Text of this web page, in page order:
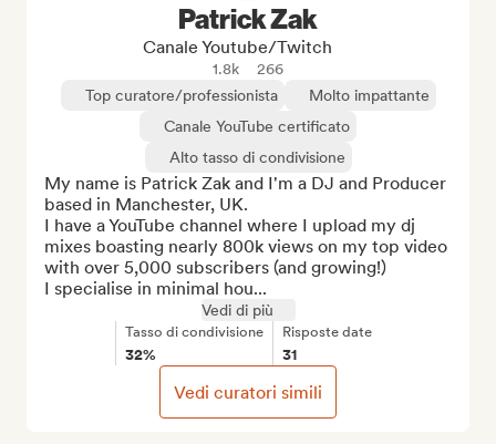
Patrick Zak
Canale Youtube/Twitch
1.8k
266
Top curatore/professionista
Molto impattante
Canale YouTube certificato
Alto tasso di condivisione
My name is Patrick Zak and I'm a DJ and Producer
based in Manchester, UK.
I have a YouTube channel where I upload my dj
mixes boasting nearly 800k views on my top video
with over 5,000 subscribers (and growing!)
I specialise in minimal hou...
Vedi di più
Tasso di condivisione
32%
Risposte date
31
Vedi curatori simili